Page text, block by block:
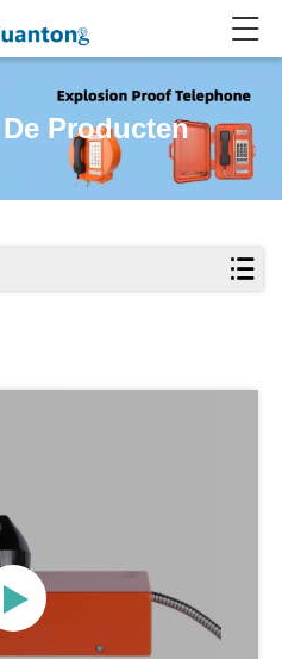
Producten